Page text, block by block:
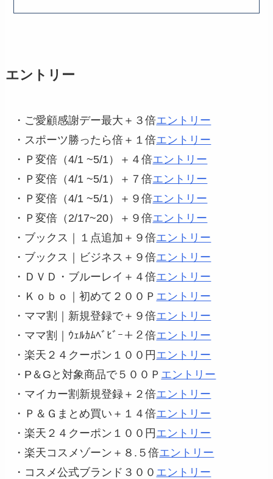
エントリー
・ご愛顧感謝デー最大＋３倍エントリー
・スポーツ勝ったら倍＋１倍エントリー
・Ｐ変倍（4/1 ~5/1）＋４倍エントリー
・Ｐ変倍（4/1 ~5/1）＋７倍エントリー
・Ｐ変倍（4/1 ~5/1）＋９倍エントリー
・Ｐ変倍（2/17~20）＋９倍エントリー
・ブックス｜１点追加＋９倍エントリー
・ブックス｜ビジネス＋９倍エントリー
・ＤＶＤ・ブルーレイ＋４倍エントリー
・Ｋｏｂｏ｜初めて２００Ｐ エントリー
・ママ割｜新規登録で＋９倍エントリー
・ママ割｜ｳｪﾙｶﾑﾍﾞﾋﾞｰ＋２倍エントリー
・楽天２４クーポン１００円エントリー
・P＆Gと対象商品で５００Ｐ エントリー
・マイカー割新規登録＋２倍エントリー
・Ｐ＆Ｇまとめ買い＋１４倍エントリー
・楽天２４クーポン１００円エントリー
・楽天コスメゾーン＋８.５倍エントリー
・コスメ公式ブランド３００ エントリー